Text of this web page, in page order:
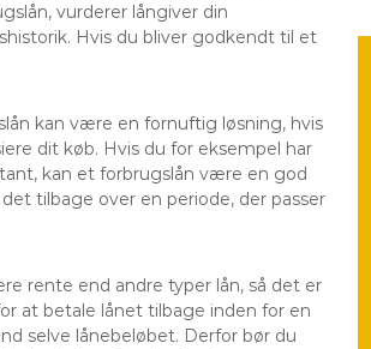
vurderer långiver din
Hvis du bliver godkendt til et
kan være en fornuftig løsning, hvis
dit køb. Hvis du for eksempel har
kan et forbrugslån være en god
tilbage over en periode, der passer
rente end andre typer lån, så det er
at betale lånet tilbage inden for en
selve lånebeløbet. Derfor bør du